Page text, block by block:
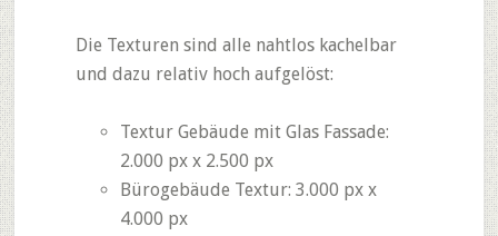
Die Texturen sind alle nahtlos kachelbar
und dazu relativ hoch aufgelöst:
Textur Gebäude mit Glas Fassade:
2.000 px x 2.500 px
Bürogebäude Textur: 3.000 px x
4.000 px